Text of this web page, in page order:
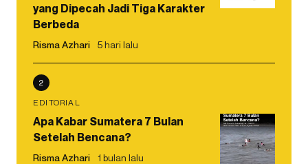
yang Dipecah Jadi Tiga Karakter
Berbeda
Risma Azhari 5 hari lalu
2
EDITORIAL
Apa Kabar Sumatera 7 Bulan
Setelah Bencana?
Risma Azhari 1 bulan lalu